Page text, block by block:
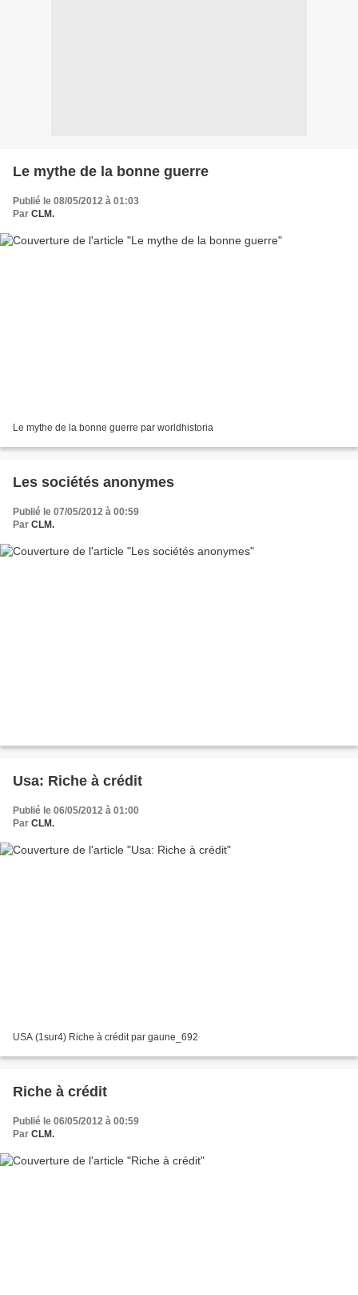
Le mythe de la bonne guerre
Publié le 08/05/2012 à 01:03
Par CLM.
Le mythe de la bonne guerre par worldhistoria
Les sociétés anonymes
Publié le 07/05/2012 à 00:59
Par CLM.
Usa: Riche à crédit
Publié le 06/05/2012 à 01:00
Par CLM.
USA (1sur4) Riche à crédit par gaune_692
Riche à crédit
Publié le 06/05/2012 à 00:59
Par CLM.